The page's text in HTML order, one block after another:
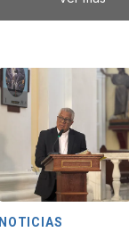
NOTICIAS